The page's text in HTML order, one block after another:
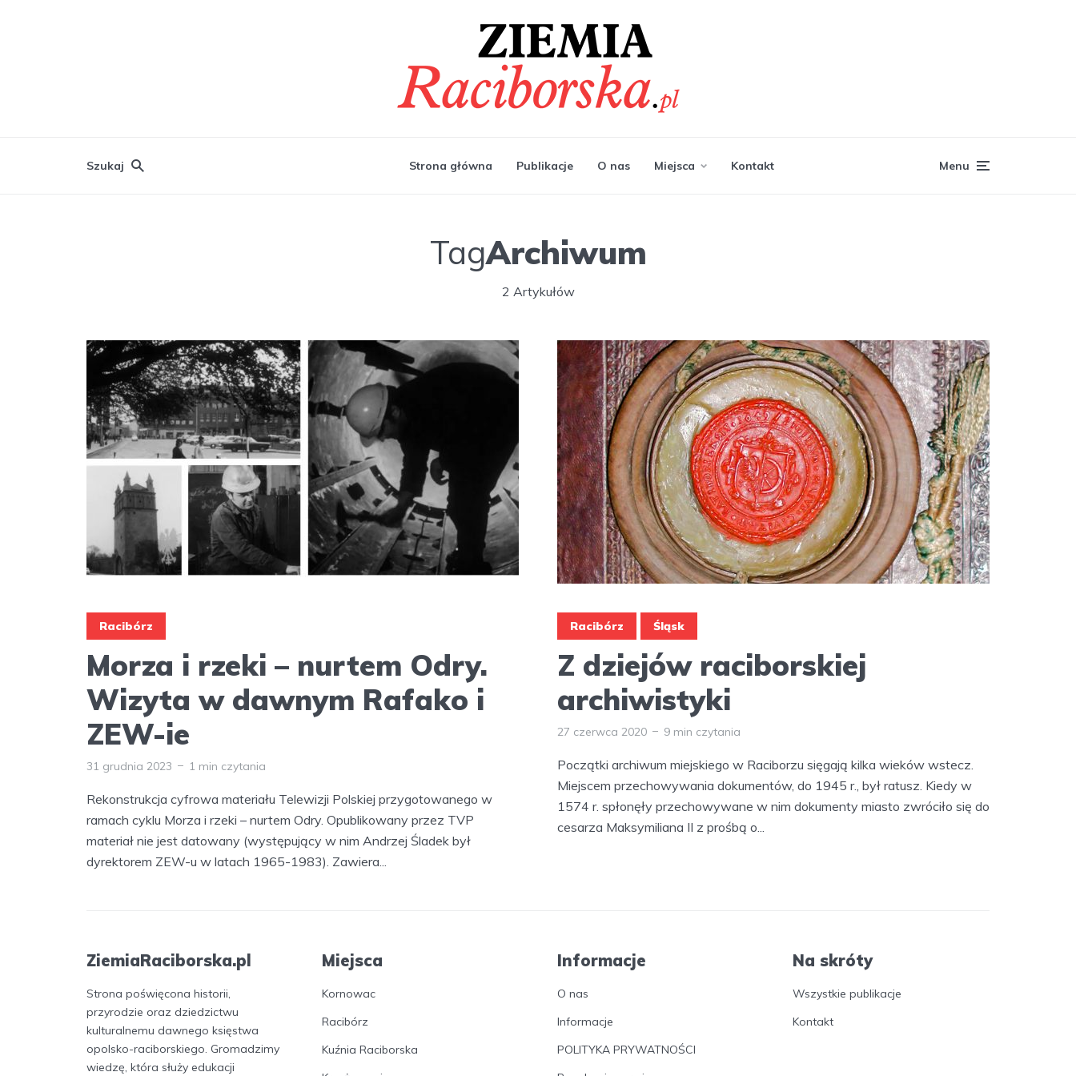
Szukaj Strona główna Publikacje O nas Miejsca Kontakt Menu
TagArchiwum
2 Artykułów
Racibórz
Morza i rzeki – nurtem Odry.
Wizyta w dawnym Rafako i
ZEW-ie
31 grudnia 2023 1 min czytania
Rekonstrukcja cyfrowa materiału Telewizji Polskiej przygotowanego w
ramach cyklu Morza i rzeki – nurtem Odry. Opublikowany przez TVP
materiał nie jest datowany (występujący w nim Andrzej Śladek był
dyrektorem ZEW-u w latach 1965-1983). Zawiera...
Racibórz Śląsk
Z dziejów raciborskiej
archiwistyki
27 czerwca 2020 9 min czytania
Początki archiwum miejskiego w Raciborzu sięgają kilka wieków wstecz.
Miejscem przechowywania dokumentów, do 1945 r., był ratusz. Kiedy w
1574 r. spłonęły przechowywane w nim dokumenty miasto zwróciło się do
cesarza Maksymiliana II z prośbą o...
ZiemiaRaciborska.pl
Strona poświęcona historii,
przyrodzie oraz dziedzictwu
kulturalnemu dawnego księstwa
opolsko-raciborskiego. Gromadzimy
wiedzę, która służy edukacji
Miejsca
Kornowac
Racibórz
Kuźnia Raciborska
Informacje
O nas
Informacje
POLITYKA PRYWATNOŚCI
Na skróty
Wszystkie publikacje
Kontakt